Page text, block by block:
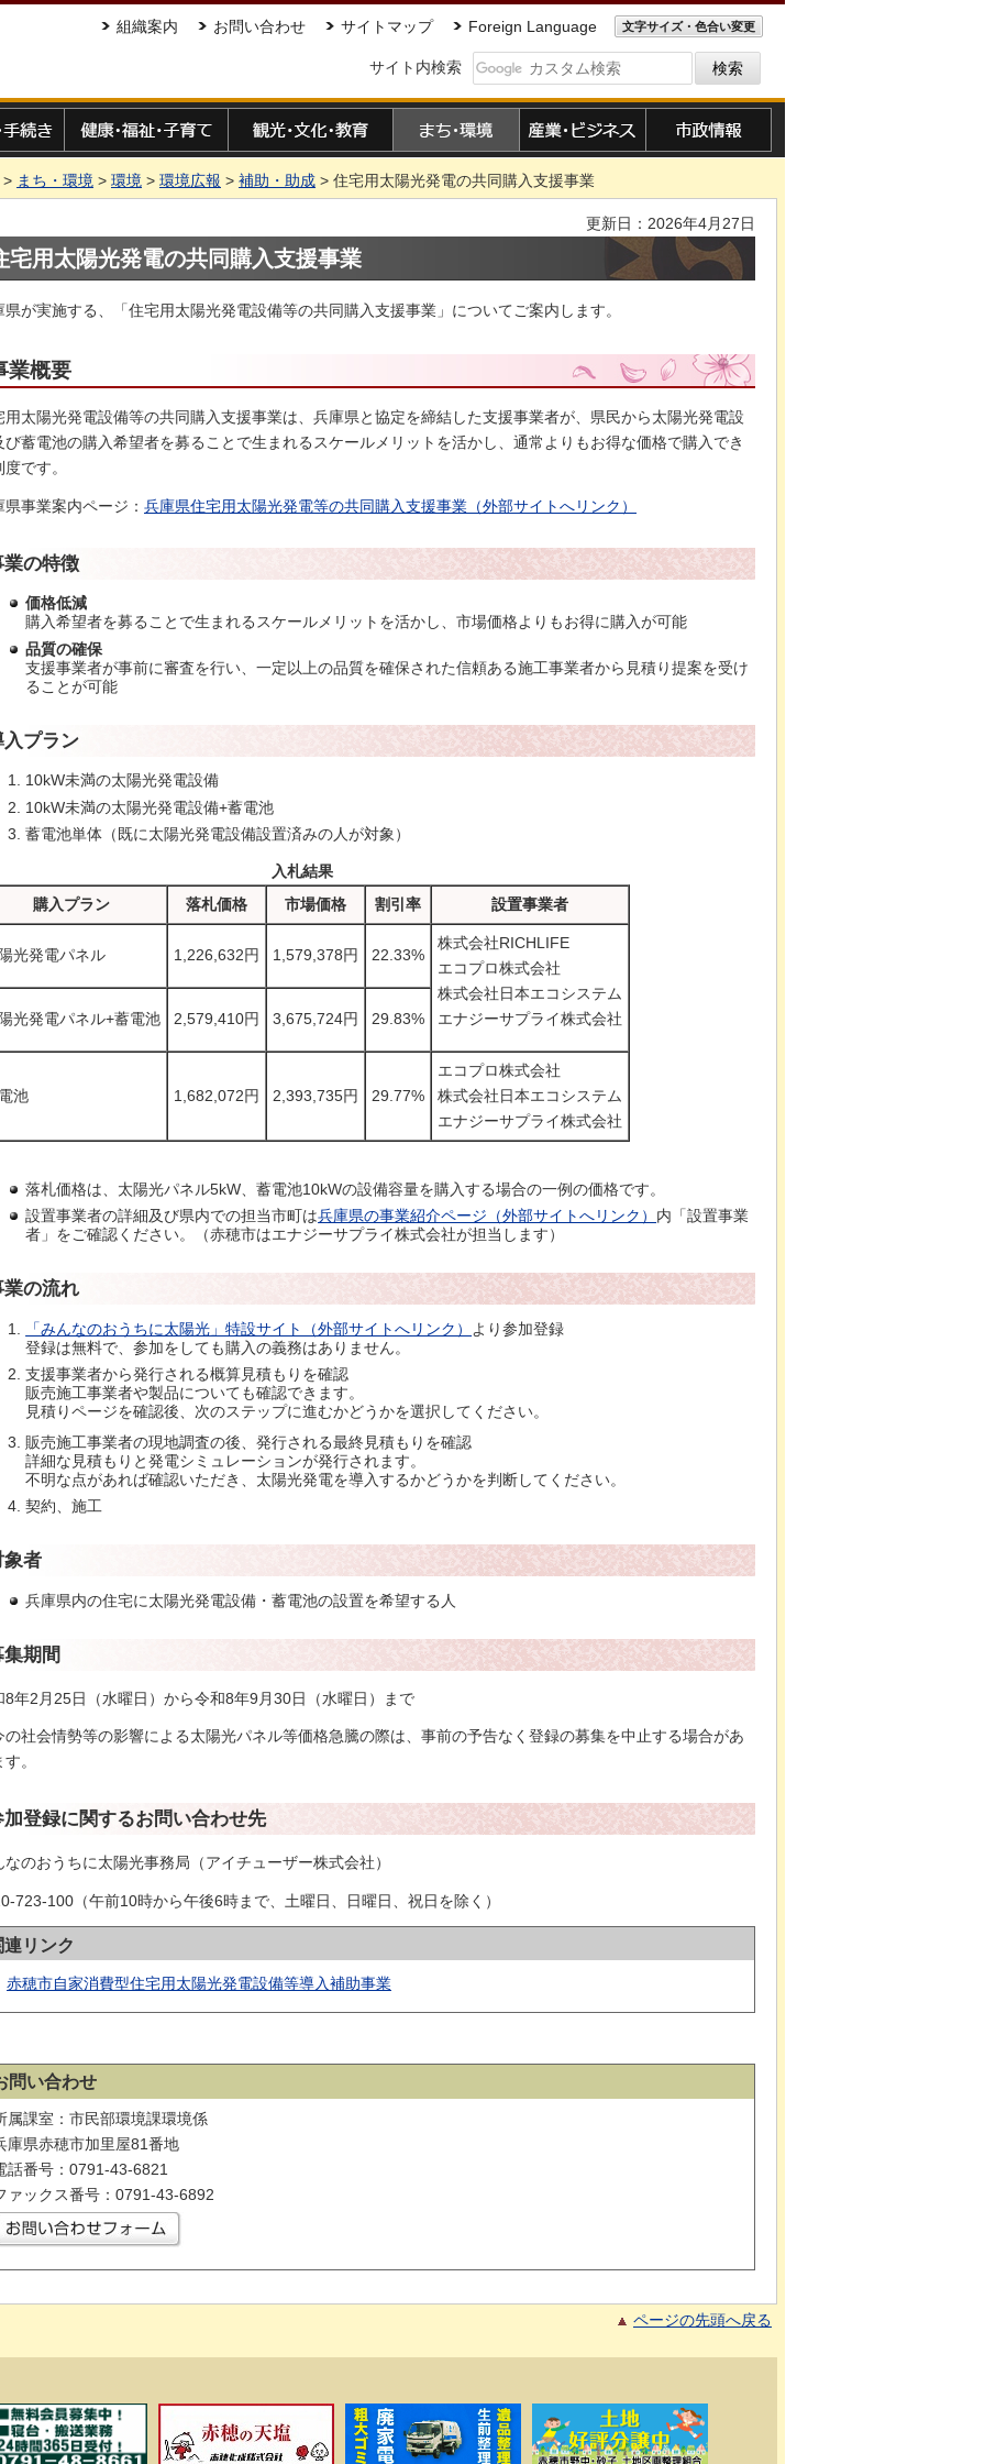
組織案内 お問い合わせ サイトマップ Foreign Language 文字サイズ・色合い変更
サイト内検索
> まち・環境 > 環境 > 環境広報 > 補助・助成 > 住宅用太陽光発電の共同購入支援事業
更新日：2026年4月27日
宅用太陽光発電の共同購入支援事業
県が実施する、「住宅用太陽光発電設備等の共同購入支援事業」についてご案内します。
業概要
用太陽光発電設備等の共同購入支援事業は、兵庫県と協定を締結した支援事業者が、県民から太陽光発電設
び蓄電池の購入希望者を募ることで生まれるスケールメリットを活かし、通常よりもお得な価格で購入でき
です。
県事業案内ページ： 兵庫県住宅用太陽光発電等の共同購入支援事業（外部サイトへリンク）
業の特徴
価格低減
購入希望者を募ることで生まれるスケールメリットを活かし、市場価格よりもお得に購入が可能
品質の確保
支援事業者が事前に審査を行い、一定以上の品質を確保された信頼ある施工事業者から見積り提案を受け
ることが可能
入プラン
10kW未満の太陽光発電設備
10kW未満の太陽光発電設備+蓄電池
蓄電池単体（既に太陽光発電設備設置済みの人が対象）
入札結果
購入プラン
落札価格 市場価格 割引率 設置事業者
光発電パネル 1,226,632円 1,579,378円 22.33%
株式会社RICHLIFE
エコプロ株式会社
株式会社日本エコシステム
エナジーサプライ株式会社
光発電パネル+蓄電池 2,579,410円 3,675,724円 29.83%
池 1,682,072円 2,393,735円 29.77%
エコプロ株式会社
株式会社日本エコシステム
エナジーサプライ株式会社
落札価格は、太陽光パネル5kW、蓄電池10kWの設備容量を購入する場合の一例の価格です。
設置事業者の詳細及び県内での担当市町は兵庫県の事業紹介ページ（外部サイトへリンク） 内「設置事業
者」をご確認ください。（赤穂市はエナジーサプライ株式会社が担当します）
業の流れ
「みんなのおうちに太陽光」特設サイト（外部サイトへリンク）
より参加登録
登録は無料で、参加をしても購入の義務はありません。
支援事業者から発行される概算見積もりを確認
販売施工事業者や製品についても確認できます。
見積りページを確認後、次のステップに進むかどうかを選択してください。
販売施工事業者の現地調査の後、発行される最終見積もりを確認
詳細な見積もりと発電シミュレーションが発行されます。
不明な点があれば確認いただき、太陽光発電を導入するかどうかを判断してください。
契約、施工
象者
兵庫県内の住宅に太陽光発電設備・蓄電池の設置を希望する人
集期間
8年2月25日（水曜日）から令和8年9月30日（水曜日）まで
の社会情勢等の影響による太陽光パネル等価格急騰の際は、事前の予告なく登録の募集を中止する場合があ
。
加登録に関するお問い合わせ先
なのおうちに太陽光事務局（アイチューザー株式会社）
723-100（午前10時から午後6時まで、土曜日、日曜日、祝日を除く）
連リンク
赤穂市自家消費型住宅用太陽光発電設備等導入補助事業
問い合わせ
属課室：市民部環境課環境係
庫県赤穂市加里屋81番地
話番号：0791-43-6821
ァックス番号：0791-43-6892
ページの先頭へ戻る